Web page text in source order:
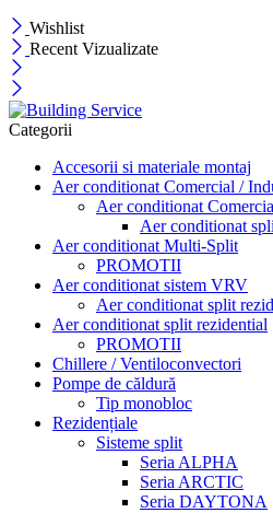
Wishlist
Recent Vizualizate
Categorii
Accesorii si materiale montaj
Aer conditionat Comercial /
Aer conditionat
Aer conditionat
Aer conditionat Multi-Split
PROMOTII
Aer conditionat sistem VRV
Aer conditionat split
Aer conditionat split rezidential
PROMOTII
Chillere / Ventiloconvectori
Pompe de căldură
Tip monobloc
Rezidențiale
Sisteme split
Seria ALPHA
Seria ARCTIC
Seria DAYTONA